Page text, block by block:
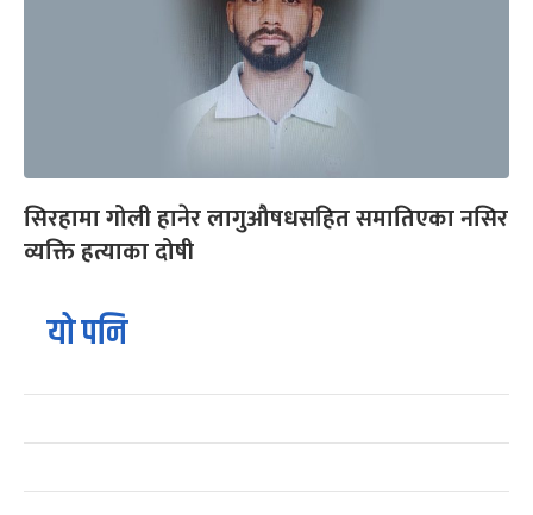
सिरहामा गोली हानेर लागुऔषधसहित समातिएका नसिर
व्यक्ति हत्याका दोषी
यो पनि